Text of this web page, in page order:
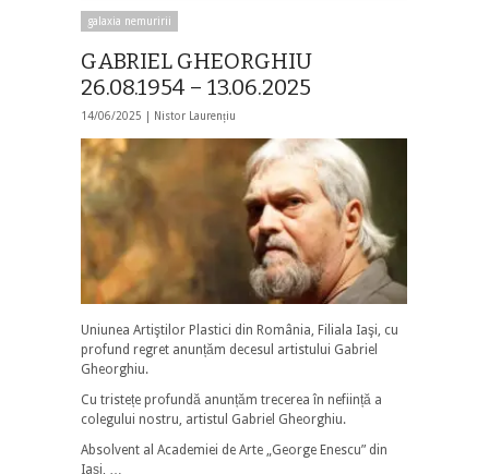
galaxia nemuririi
GABRIEL GHEORGHIU
26.08.1954 – 13.06.2025
14/06/2025 | Nistor Laurențiu
Uniunea Artiştilor Plastici din România, Filiala Iaşi, cu
profund regret anunțăm decesul artistului Gabriel
Gheorghiu.
Cu tristețe profundă anunțăm trecerea în neființă a
colegului nostru, artistul Gabriel Gheorghiu.
Absolvent al Academiei de Arte „George Enescu” din
Iași, …